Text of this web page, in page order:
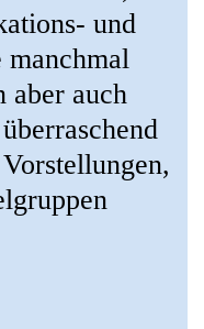
und
aber auch